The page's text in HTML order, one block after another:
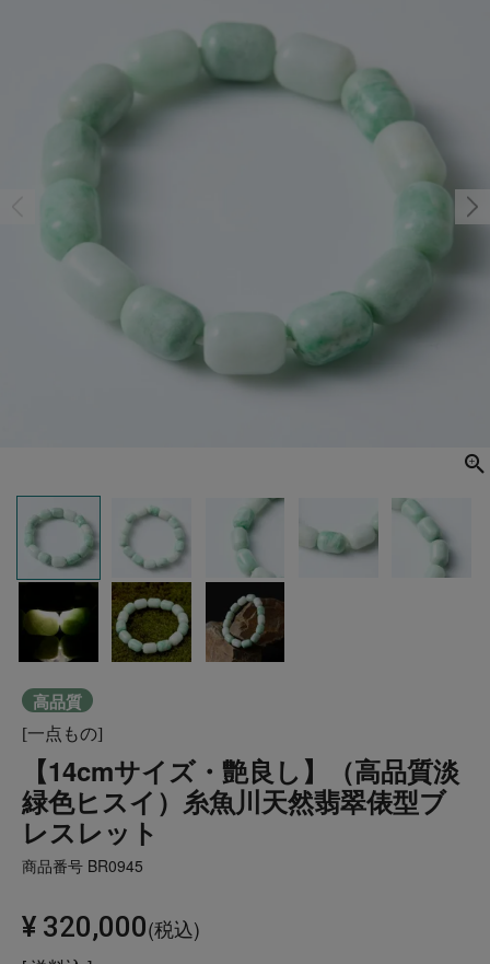
高品質
[一点もの]
【14cmサイズ・艶良し】（高品質淡
緑色ヒスイ）糸魚川天然翡翠俵型ブ
レスレット
商品番号 BR0945
¥ 320,000 税込